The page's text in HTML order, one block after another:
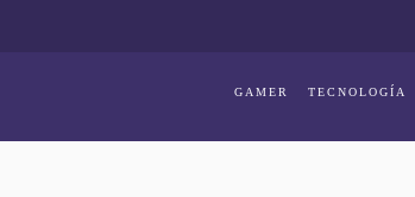
GAMER TECNOLOGÍA